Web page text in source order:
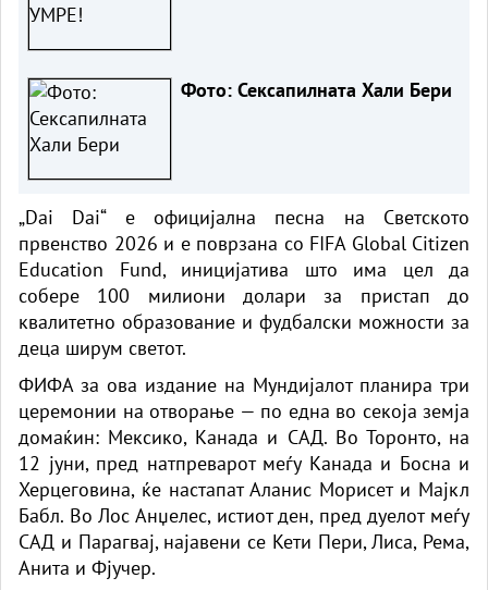
Фото: Сексапилната Хали Бери
„Dai Dai“ е официјална песна на Светското
првенство 2026 и е поврзана со FIFA Global Citizen
Education Fund, иницијатива што има цел да
собере 100 милиони долари за пристап до
квалитетно образование и фудбалски можности за
деца ширум светот.
ФИФА за ова издание на Мундијалот планира три
церемонии на отворање — по една во секоја земја
домаќин: Мексико, Канада и САД. Во Торонто, на
12 јуни, пред натпреварот меѓу Канада и Босна и
Херцеговина, ќе настапат Аланис Морисет и Мајкл
Бабл. Во Лос Анџелес, истиот ден, пред дуелот меѓу
САД и Парагвај, најавени се Кети Пери, Лиса, Рема,
Анита и Фјучер.